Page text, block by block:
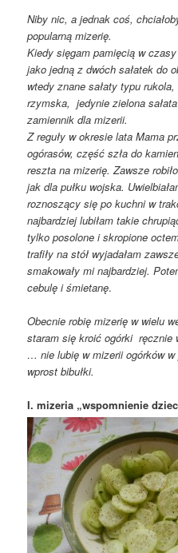
Niby nic, a jednak coś,
popularną mizerię.
Kiedy sięgam pamięcią w
jako jedną z dwóch sałatek do
wtedy znane sałaty typu
rzymska, jedynie zielona
zamiennik dla mizerii.
Z reguły w okresie lata Mama
ogórasów, część szła do
reszta na mizerię. Zawsze
jak dla pułku wojska.
roznoszący się po kuchni w
najbardziej lubiłam takie
tylko posolone i skropione
trafiły na stół wyjadałam
smakowały mi najbardziej.
cebulę i śmietanę.
Obecnie robię mizerię w wielu
staram się kroić ogórki ręcznie
… nie lubię w mizerii ogórków
wprost bibułki.
I. mizeria „wspomnienie